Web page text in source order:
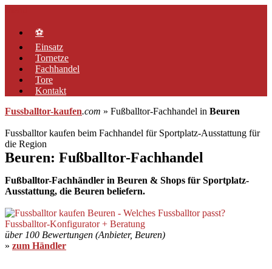
springen⚽
Einsatz
Tornetze
Fachhandel
Tore
Kontakt
Fussballtor-kaufen.com » Fußballtor-Fachhandel in Beuren
Fussballtor kaufen beim Fachhandel für Sportplatz-Ausstattung für
die Region
Beuren: Fußballtor-Fachhandel
Fußballtor-Fachhändler in Beuren & Shops für Sportplatz-
Ausstattung, die Beuren beliefern.
über 100 Bewertungen (Anbieter, Beuren)
» zum Händler